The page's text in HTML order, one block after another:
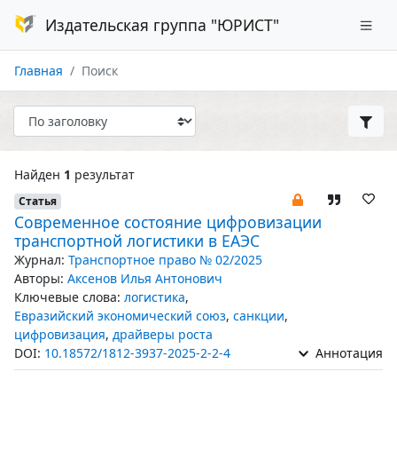
Издательская группа "ЮРИСТ"
Главная Поиск
Найден 1 результат
Статья
Современное состояние цифровизации
транспортной логистики в ЕАЭС
Журнал: Транспортное право № 02/2025
Авторы: Аксенов Илья Антонович
Ключевые слова: логистика,
Евразийский экономический союз, санкции,
цифровизация, драйверы роста
DOI: 10.18572/1812-3937-2025-2-2-4 Аннотация